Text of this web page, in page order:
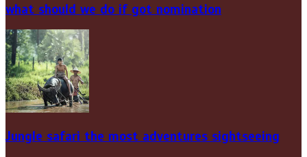
what should we do if got nomination
Jungle safari the most adventures sightseeing